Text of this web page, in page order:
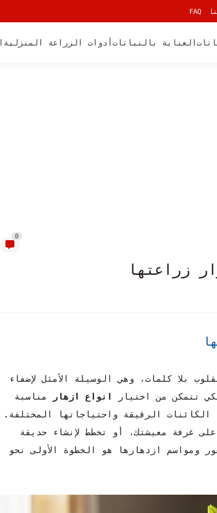
FAQ
العناية بالنباتات أدوات الزراعة المنزلية
0
زراعتها
بلا كلمات، وهي الوسيلة الأمثل لإضفاء
تتمكن من اختيار
انواع ازهار
مناسبة
الرقيقة واحتياجاتها المختلفة.
غرفة معيشتك، أو تخطط لإنشاء حديقة
ومواسم ازدهارها هو الخطوة الأولى نحو